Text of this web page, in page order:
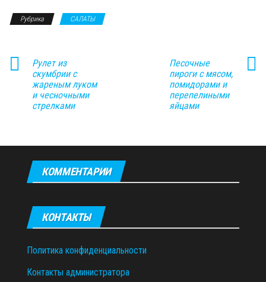
Рубрика САЛАТЫ
Рулет из
скумбрии с
жареным луком
и чесночными
стрелками
Песочные
пироги с мясом,
помидорами и
перепелиными
яйцами
КОММЕНТАРИИ
КОНТАКТЫ
Политика конфиденциальности
Контакты администратора